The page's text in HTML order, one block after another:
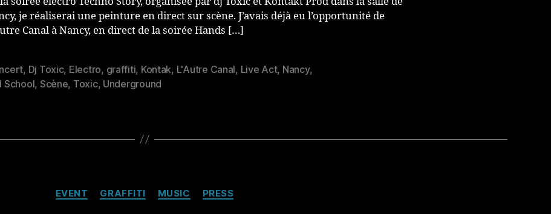
je réaliserai une peinture en direct sur scène. J’avais déjà eu l’opportunité de
Canal à Nancy, en direct de la soirée Hands […]
, Dj Toxic, Electro, graffiti, Kontak, L'Autre Canal, Live Act, Nancy,
School, Scène, Toxic, Underground
Catégories
EVENT GRAFFITI MUSIC PRESS